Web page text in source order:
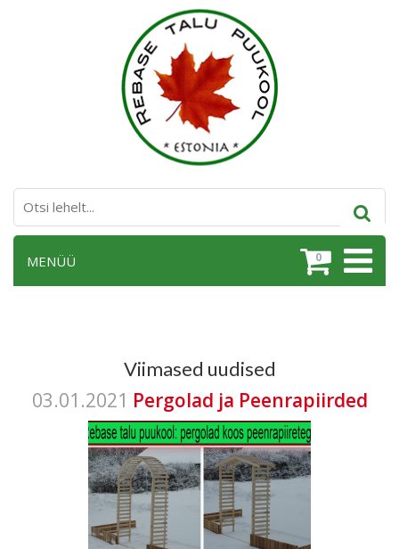
0
MENÜÜ
Viimased uudised
03.01.2021 Pergolad ja Peenrapiirded